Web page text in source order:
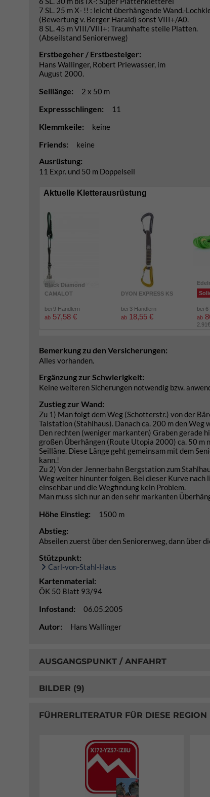
7 SL. 25 m X- !! : leicht überhängende Wand.-
(Bewertung v. Berger Harald) sonst VIII+/A0.
8 SL. 45 m VIII/VIII+: Traumhafte steile Platten.
(Abseilstand Seniorenweg)
Erstbegeher / Erstbesteiger:
Hans Wallinger, Robert Priewasser, im
August 2000.
Seillänge: 2 x 50 m
Expressschlingen: 11
Klemmkeile: keine
Friends: keine
Ausrüstung:
11 Expr. und 50 m Doppelseil
Aktuelle Kletterausrüstung
Black Diamond
CAMALOT
bei 9 Händlern
ab 57,58 €
DYON EXPRESS KS
bei 3 Händlern
ab 18,55 €
bei 6
ab
Bemerkung zu den Versicherungen:
Alles vorhanden.
Ergänzung zur Schwierigkeit:
Keine weiteren Sicherungen notwendig bzw.
Zustieg zur Wand:
Zu 1) Man folgt dem Weg (Schotterstr.) von der
Talstation (Stahlhaus). Danach ca. 200 m den
Den rechten (weniger markanten) Graben gerade
großen Überhängen (Route Utopia 2000) ca. 50 m
Seilläne. Diese Länge geht gemeinsam mit dem
kann.!
Zu 2) Von der Jennerbahn Bergstation zum
Weg weiter hinunter folgen. Bei dieser Kurve nach
einsehbar und die Wegfindung kein Problem.
Man muss sich nur an den sehr markanten
Höhe Einstieg: 1500 m
Abstieg:
Abseilen zuerst über den Seniorenweg, dann über
Stützpunkt:
Carl-von-Stahl-Haus
Kartenmaterial:
ÖK 50 Blatt 93/94
Infostand: 06.05.2005
Autor: Hans Wallinger
AUSGANGSPUNKT / ANFAHRT
BILDER (9)
FÜHRERLITERATUR FÜR DIESE REGION